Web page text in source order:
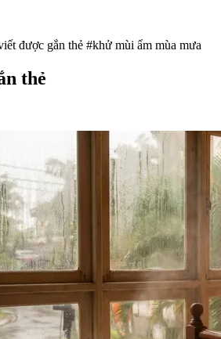
được gắn thẻ #khử mùi ẩm mùa mưa
thẻ